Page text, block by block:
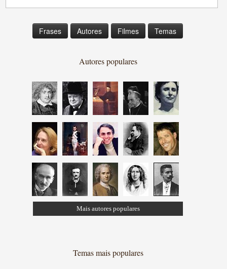
Frases Autores Filmes Temas
Autores populares
Mais autores populares
Temas mais populares